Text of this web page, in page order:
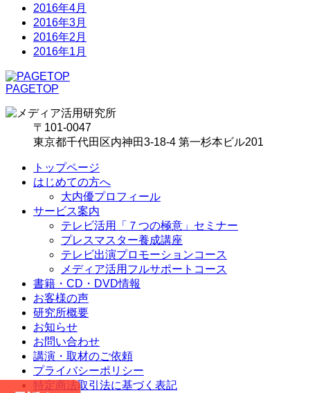
2016年4月
2016年3月
2016年2月
2016年1月
PAGETOP
〒101-0047
東京都千代田区内神田3-18-4 第一杉本ビル201
トップページ
はじめての方へ
大内優プロフィール
サービス案内
テレビ活用「７つの極意」セミナー
プレスマスター養成講座
テレビ出演プロモーションコース
メディア活用フルサポートコース
書籍・CD・DVD情報
お客様の声
研究所概要
お知らせ
お問い合わせ
講演・取材のご依頼
プライバシーポリシー
特定商法取引法に基づく表記